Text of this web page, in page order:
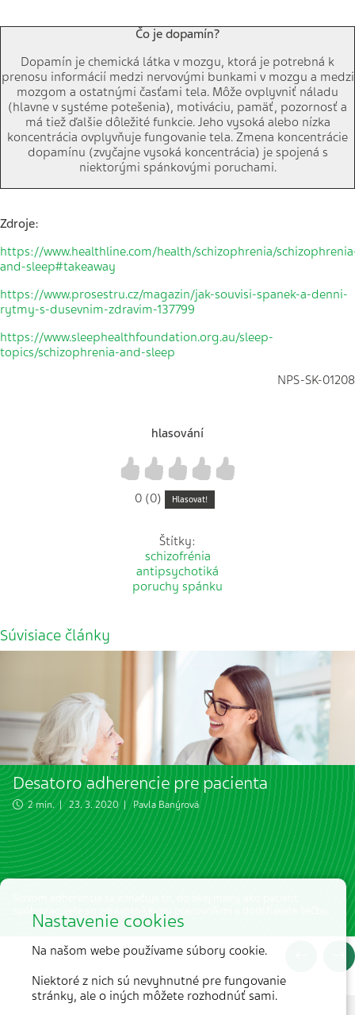
Čo je dopamín?
Dopamín je chemická látka v mozgu, ktorá je potrebná k
prenosu informácií medzi nervovými bunkami v mozgu a medzi
mozgom a ostatnými časťami tela. Môže ovplyvniť náladu
(hlavne v systéme potešenia), motiváciu, pamäť, pozornosť a
má tiež ďalšie dôležité funkcie. Jeho vysoká alebo nízka
koncentrácia ovplyvňuje fungovanie tela. Zmena koncentrácie
dopamínu (zvyčajne vysoká koncentrácia) je spojená s
niektorými spánkovými poruchami.
Zdroje:
https://www.healthline.com/health/schizophrenia/
and-sleep#takeaway
https://www.prosestru.cz/magazin/jak-souvisi-spanek-a-denni-
rytmy-s-dusevnim-zdravim-137799
https://www.sleephealthfoundation.org.au/sleep-
topics/schizophrenia-and-sleep
NPS-SK-01208
hlasování
4
3
2
1
0 (0) Hlasovat!
Štítky:
schizofrénia
antipsychotiká
poruchy spánku
Súvisiace články
Desatoro adherencie pre pacienta
2 min. | 23. 3. 2020 |Pavla Banýrová
spolupracujete so zdravotníckymi pracovníkmi a dodržiavate liečbu.
Nastavenie cookies
Na našom webe používame súbory cookie.
Niektoré z nich sú nevyhnutné pre fungovanie
stránky, ale o iných môžete rozhodnúť sami.